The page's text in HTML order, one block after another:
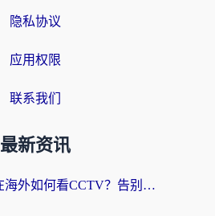
隐私协议
应用权限
联系我们
最新资讯
海外党亲测：在海外如何看CCTV？告别“仅限大陆播放”的实用指南